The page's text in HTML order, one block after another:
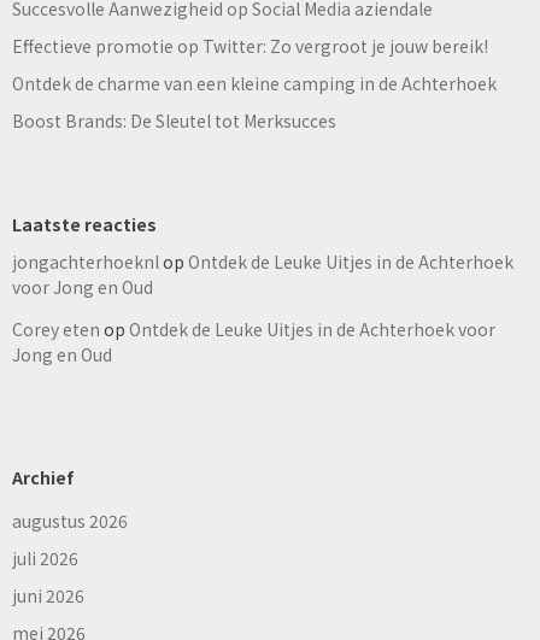
Succesvolle Aanwezigheid op Social Media aziendale
Effectieve promotie op Twitter: Zo vergroot je jouw bereik!
Ontdek de charme van een kleine camping in de Achterhoek
Boost Brands: De Sleutel tot Merksucces
Laatste reacties
jongachterhoeknlop Ontdek de Leuke Uitjes in de Achterhoek
voor Jong en Oud
Corey eten op Ontdek de Leuke Uitjes in de Achterhoek voor
Jong en Oud
Archief
augustus 2026
juli 2026
juni 2026
mei 2026